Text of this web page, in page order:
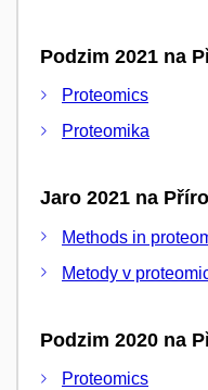
Podzim 2021 na
Proteomics
Proteomika
Jaro 2021 na
Methods in
Metody v
Podzim 2020 na
Proteomics